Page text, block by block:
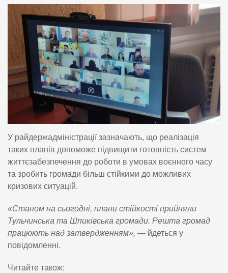
У райдержадміністрації зазначають, що реалізація
таких планів допоможе підвищити готовність систем
життєзабезпечення до роботи в умовах воєнного часу
та зробить громади більш стійкими до можливих
кризових ситуацій.
«Станом на сьогодні, плани стійкості прийняли
Тульчинська та Шпиківська громади. Решта громад
працюють над затвердженням», — йдеться у
повідомленні.
Читайте також: